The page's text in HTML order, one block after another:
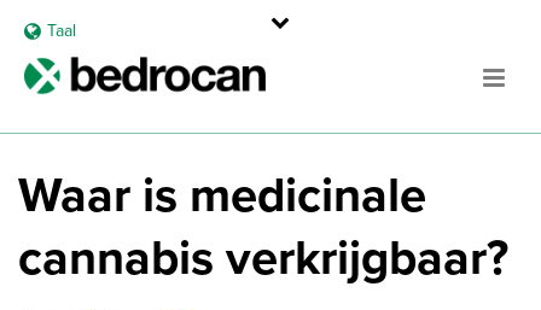
Taal
Waar is medicinale
cannabis verkrijgbaar?